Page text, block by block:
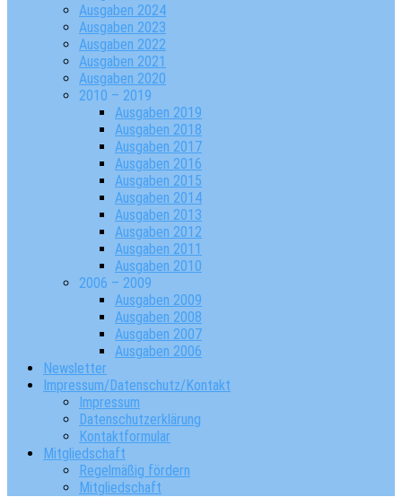
Ausgaben 2024
Ausgaben 2023
Ausgaben 2022
Ausgaben 2021
Ausgaben 2020
2010 – 2019
Ausgaben 2019
Ausgaben 2018
Ausgaben 2017
Ausgaben 2016
Ausgaben 2015
Ausgaben 2014
Ausgaben 2013
Ausgaben 2012
Ausgaben 2011
Ausgaben 2010
2006 – 2009
Ausgaben 2009
Ausgaben 2008
Ausgaben 2007
Ausgaben 2006
Newsletter
Impressum/Datenschutz/Kontakt
Impressum
Datenschutzerklärung
Kontaktformular
Mitgliedschaft
Regelmäßig fördern
Mitgliedschaft